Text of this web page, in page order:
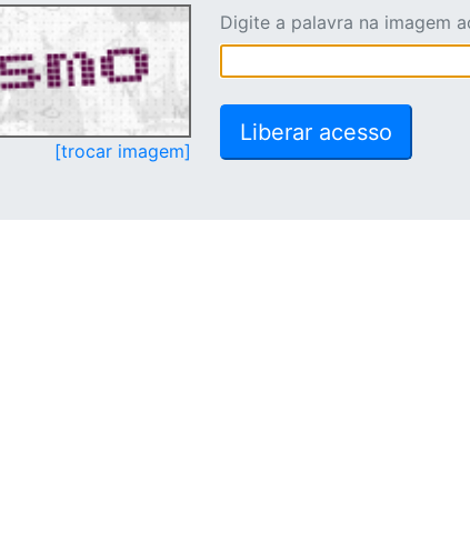
[trocar imagem]
Digite a palavra na imagem